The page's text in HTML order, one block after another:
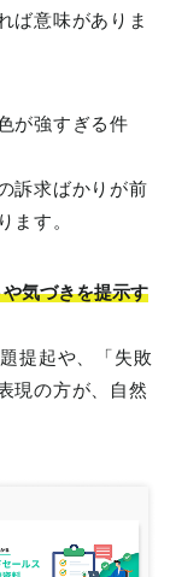
ば意味がありま
が強すぎる件
訴求ばかりが前
ます。
気づきを提示す
提起や、「失敗
現の方が、自然